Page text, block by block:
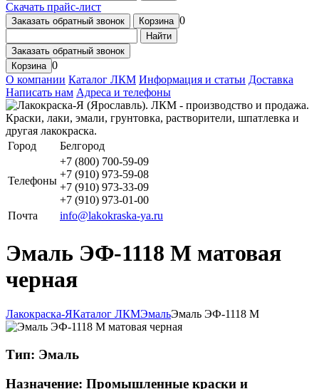
Скачать прайс-лист
Заказать обратный звонок Корзина 0
Найти
Заказать обратный звонок
Корзина 0
О компании Каталог ЛКМ Информация и статьи Доставка
Написать нам Адреса и телефоны
Город Белгород
Телефоны
+7 (800) 700-59-09
+7 (910) 973-59-08
+7 (910) 973-33-09
+7 (910) 973-01-00
Почта
info@lakokraska-ya.ru
Эмаль ЭФ-1118 М матовая
черная
Лакокраска-ЯКаталог ЛКМЭмальЭмаль ЭФ-1118 М
Тип: Эмаль
Назначение: Промышленные краски и